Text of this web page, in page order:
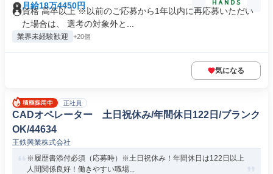
月給18万4450円
資格 高卒以上 ※以前のご応募から1年以内に再応募いただい
た場合は、 選考の対象外と...
業界未経験歓迎 +20個
気になる
正社員
CADオペレーター 土日祝休み/年間休日122日/ブランク
OK/44634
王鉄興業株式会社
※履歴書添付必須（応募時）※土日祝休み！年間休日は122日以上
人間関係良好！働きやすい職場...